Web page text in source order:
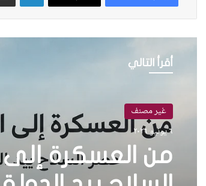
أقرأ التالي
غير مصنف
٦ يونيو ٢٠٢٦
من العسكرة